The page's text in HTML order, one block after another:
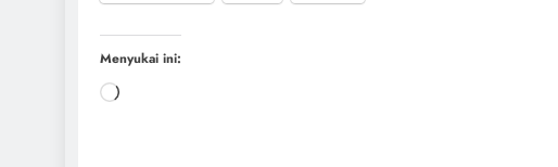
Menyukai ini: